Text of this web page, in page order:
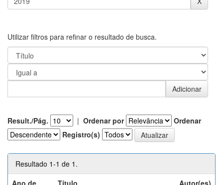
Utilizar filtros para refinar o resultado de busca.
Result./Pág. | Ordenar por
Ordenar
Registro(s)
Resultado 1-1 de 1.
Ano de
Título Autor(es)